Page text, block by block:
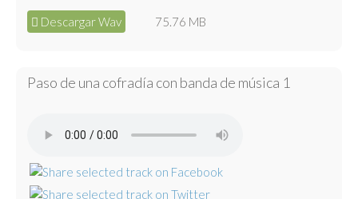
Descargar Wav 75.76 MB
Paso de una cofradía con banda de música 1